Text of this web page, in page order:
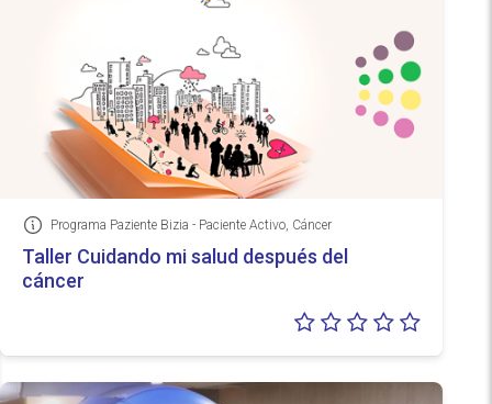
Información
Programa Paziente Bizia - Paciente Activo, Cáncer
Taller Cuidando mi salud después del
cáncer